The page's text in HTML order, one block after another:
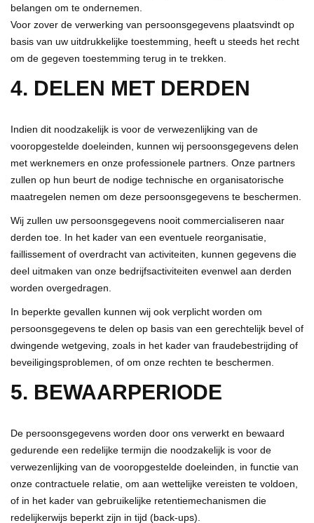
belangen om te ondernemen.
Voor zover de verwerking van persoonsgegevens plaatsvindt op
basis van uw uitdrukkelijke toestemming, heeft u steeds het recht
om de gegeven toestemming terug in te trekken.
4. DELEN MET DERDEN
Indien dit noodzakelijk is voor de verwezenlijking van de
vooropgestelde doeleinden, kunnen wij persoonsgegevens delen
met werknemers en onze professionele partners. Onze partners
zullen op hun beurt de nodige technische en organisatorische
maatregelen nemen om deze persoonsgegevens te beschermen.
Wij zullen uw persoonsgegevens nooit commercialiseren naar
derden toe. In het kader van een eventuele reorganisatie,
faillissement of overdracht van activiteiten, kunnen gegevens die
deel uitmaken van onze bedrijfsactiviteiten evenwel aan derden
worden overgedragen.
In beperkte gevallen kunnen wij ook verplicht worden om
persoonsgegevens te delen op basis van een gerechtelijk bevel of
dwingende wetgeving, zoals in het kader van fraudebestrijding of
beveiligingsproblemen, of om onze rechten te beschermen.
5. BEWAARPERIODE
De persoonsgegevens worden door ons verwerkt en bewaard
gedurende een redelijke termijn die noodzakelijk is voor de
verwezenlijking van de vooropgestelde doeleinden, in functie van
onze contractuele relatie, om aan wettelijke vereisten te voldoen,
of in het kader van gebruikelijke retentiemechanismen die
redelijkerwijs beperkt zijn in tijd (back-ups).